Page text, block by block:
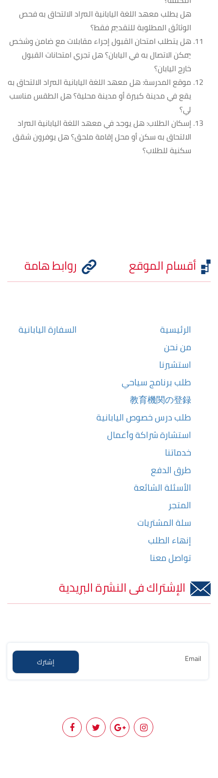
هل يطلب معهد اللغة اليابانية المراد الالتحاق به فحص
الوثائق المطلوبة للتقديم فقط؟
هل يتطلب امتحان القبول إجراء مقابلات مع ضامن وشخص
يمكن الاتصال به في اليابان؟ هل تجري امتحانات القبول
خارج اليابان؟
موقع المدرسة: هل معهد اللغة اليابانية المراد الالتحاق به
يقع في مدينة كبيرة أو مدينة محلية؟ هل الطقس مناسب
لي؟
إسكان الطلاب: هل يوجد في معهد اللغة اليابانية المراد
الالتحاق به سكن أو محل إقامة ملحق؟ هل يوفرون شقق
سكنية للطلاب؟
أقسام الموقع
الرئيسية
من نحن
استشيرنا
طلب برنامج سياحي
教育機関の登録
طلب درس خصوص اليابانية
استشارة شراكة وأعمال
خدماتنا
طرق الدفع
الأسئلة الشائعة
المتجر
سلة المشتريات
إنهاء الطلب
تواصل معنا
روابط هامة
السفارة اليابانية
الإشتراك فى النشرة البريدية